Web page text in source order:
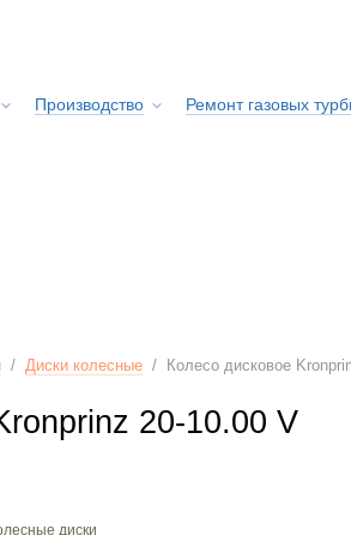
Производство Ремонт газовых
/ Диски колесные / Колесо дисковое
20-10.00 V